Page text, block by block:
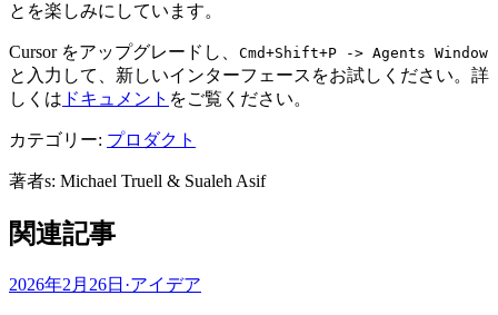
とを楽しみにしています。
Cursor をアップグレードし、 Cmd+Shift+P -> Agents Window
と入力して、新しいインターフェースをお試しください。詳
しくは ドキュメント をご覧ください。
カテゴリー: プロダクト
著者s: Michael Truell & Sualeh Asif
関連記事
2026年2月26日 ·アイデア